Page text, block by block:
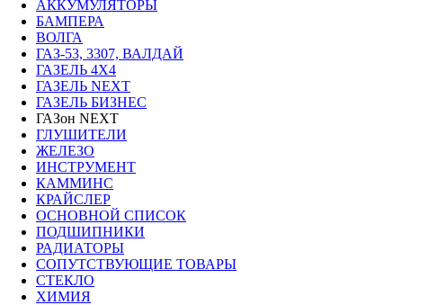
АККУМУЛЯТОРЫ
БАМПЕРА
ВОЛГА
ГАЗ-53, 3307, ВАЛДАЙ
ГАЗЕЛЬ 4Х4
ГАЗЕЛЬ NEXT
ГАЗЕЛЬ БИЗНЕС
ГАЗон NEXT
ГЛУШИТЕЛИ
ЖЕЛЕЗО
ИНСТРУМЕНТ
КАММИНС
КРАЙСЛЕР
ОСНОВНОЙ СПИСОК
ПОДШИПНИКИ
РАДИАТОРЫ
СОПУТСТВУЮЩИЕ ТОВАРЫ
СТЕКЛО
ХИМИЯ